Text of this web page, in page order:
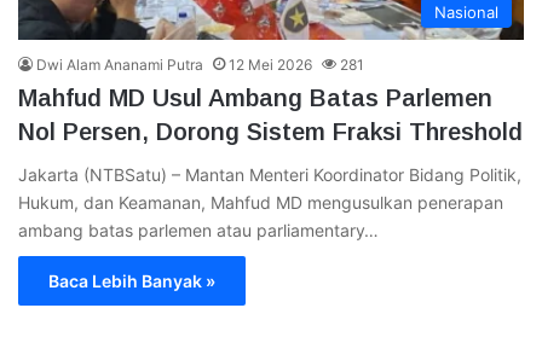
Nasional
Dwi Alam Ananami Putra 12 Mei 2026 281
Mahfud MD Usul Ambang Batas Parlemen
Nol Persen, Dorong Sistem Fraksi Threshold
Jakarta (NTBSatu) – Mantan Menteri Koordinator Bidang Politik,
Hukum, dan Keamanan, Mahfud MD mengusulkan penerapan
ambang batas parlemen atau parliamentary…
Baca Lebih Banyak »